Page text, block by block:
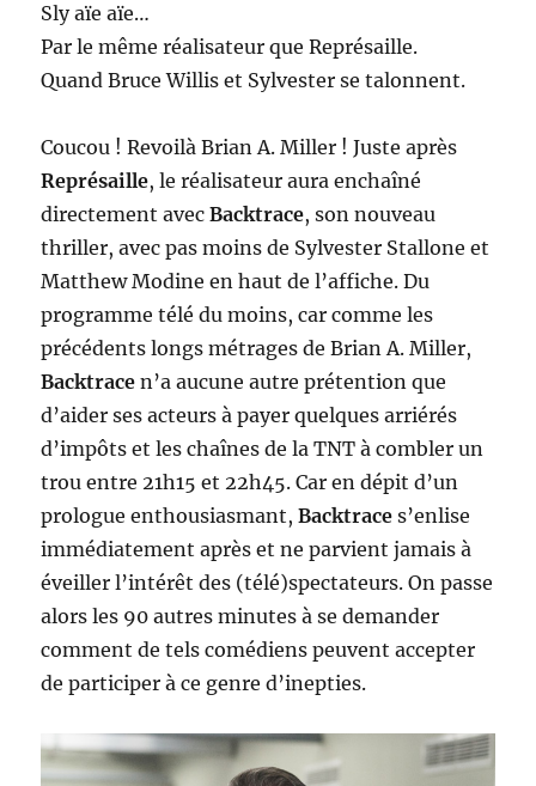
Sly aïe aïe…
Par le même réalisateur que Représaille.
Quand Bruce Willis et Sylvester se talonnent.
Coucou ! Revoilà Brian A. Miller ! Juste après
Représaille, le réalisateur aura enchaîné
directement avecBacktrace, son nouveau
thriller, avec pas moins de Sylvester Stallone et
Matthew Modine en haut de l’affiche. Du
programme télé du moins, car comme les
précédents longs métrages de Brian A. Miller,
Backtrace n’a aucune autre prétention que
d’aider ses acteurs à payer quelques arriérés
d’impôts et les chaînes de la TNT à combler un
trou entre 21h15 et 22h45. Car en dépit d’un
prologue enthousiasmant,Backtrace s’enlise
immédiatement après et ne parvient jamais à
éveiller l’intérêt des (télé)spectateurs. On passe
alors les 90 autres minutes à se demander
comment de tels comédiens peuvent accepter
de participer à ce genre d’inepties.